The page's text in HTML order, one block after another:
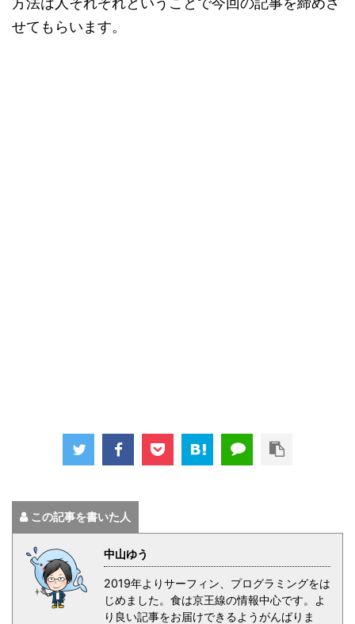
せてもらいます。
この記事を書いた人
中山ゆう
2019年よりサーフィン、プログラミングをは
じめました。食は京王線の情報中心です。よ
り良い記事をお届けできるようがんばりま